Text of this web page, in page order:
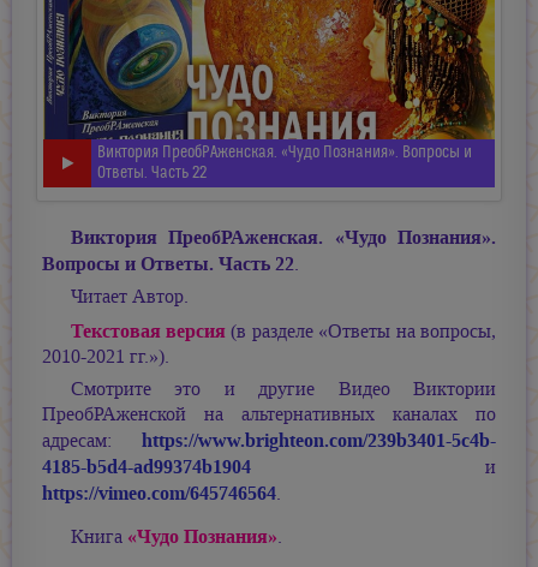
Виктория ПреобРАженская. «Чудо Познания». Вопросы и
Ответы. Часть 22
Виктория ПреобРАженская. «Чудо Познания».
Вопросы и Ответы. Часть 22.
Читает Автор.
Текстовая версия(в разделе «Ответы на вопросы,
2010-2021 гг.»).
Смотрите это и другие Видео Виктории
ПреобРАженской на альтернативных каналах по
адресам: https://www.brighteon.com/239b3401-5c4b-
4185-b5d4-ad99374b1904
и
https://vimeo.com/645746564.
Книга «Чудо Познания».